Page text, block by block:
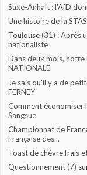
Saxe-Anhalt : l'AfD
Une histoire de la
Toulouse (31) : Après
nationaliste
Dans deux mois, notre
NATIONALE
Je sais qu'il y a de
FERNEY
Comment économiser
Sangsue
Championnat de
Française des...
Toast de chèvre frais
Questionnement (7)